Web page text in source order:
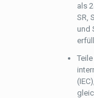
als
SR,
und